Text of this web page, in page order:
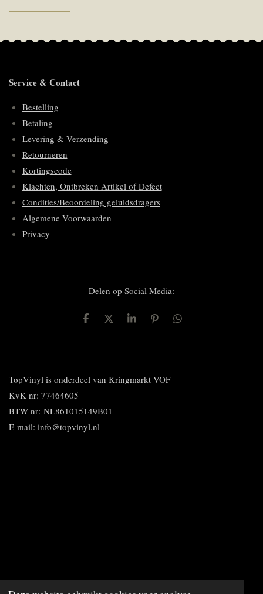
Service & Contact
Bestelling
Betaling
Levering & Verzending
Retourneren
Kortingscode
Klachten, Ontbreken Artikel of Defect
Condities/Beoordeling geluidsdragers
Algemene Voorwaarden
Privacy
Delen op Social Media:
D
D
S
P
n
D
TopVinyl is onderdeel van Kringmarkt VOF
KvK nr: 77464605
BTW nr: NL861015149B01
E-mail: info@topvinyl.nl
© 2020 - 2023 TopVinyl